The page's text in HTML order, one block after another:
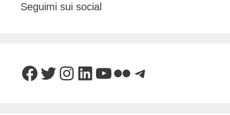
Seguimi sui social
Facebook
Twitter
Instagram
LinkedIn
YouTube
FlickrTelegram